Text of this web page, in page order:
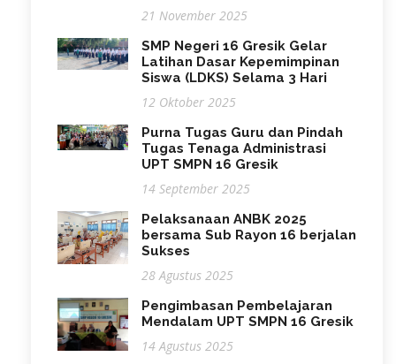
21 November 2025
SMP Negeri 16 Gresik Gelar
Latihan Dasar Kepemimpinan
Siswa (LDKS) Selama 3 Hari
12 Oktober 2025
Purna Tugas Guru dan Pindah
Tugas Tenaga Administrasi
UPT SMPN 16 Gresik
14 September 2025
Pelaksanaan ANBK 2025
bersama Sub Rayon 16 berjalan
Sukses
28 Agustus 2025
Pengimbasan Pembelajaran
Mendalam UPT SMPN 16 Gresik
14 Agustus 2025